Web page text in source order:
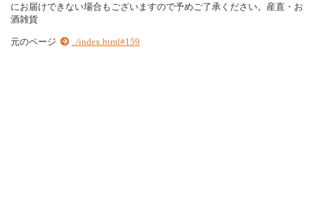
にお届けでき ない場合も ございま すので予めご了承 く ださ い。 産直 ・ お
酒雑貨
元のページ ../index.html#159